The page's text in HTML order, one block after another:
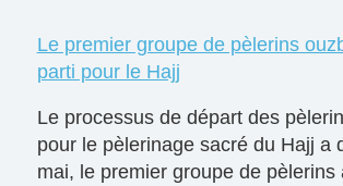
Le premier groupe de pèlerins
parti pour le Hajj
Le processus de départ des
pour le pèlerinage sacré du Hajj a
mai, le premier groupe de pèlerins